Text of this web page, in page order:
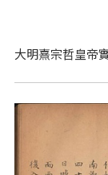
大明熹宗哲皇帝